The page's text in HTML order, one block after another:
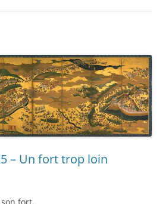
– Un fort trop loin